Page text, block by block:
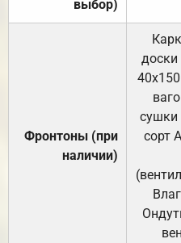
выбор)
Фронтоны (при
наличии)
доски
сорт